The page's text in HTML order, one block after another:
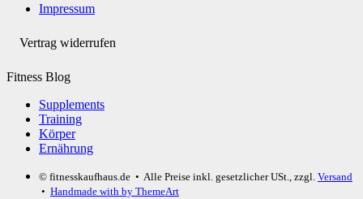
Impressum
Vertrag widerrufen
Fitness Blog
Supplements
Training
Körper
Ernährung
© fitnesskaufhaus.de • Alle Preise inkl. gesetzlicher USt., zzgl. Versand
• Handmade with by ThemeArt